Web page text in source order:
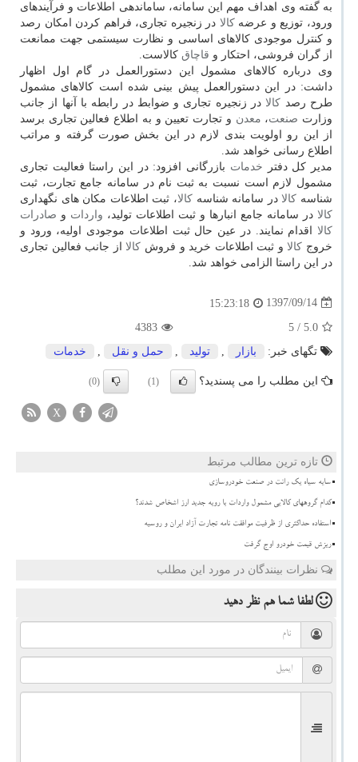
به گفته وی اهداف مهم این سامانه، ساماندهی اطلاعات و فرآیندهای
ورود، توزیع و عرضهكالا در زنجیره تجاری، فراهم كردن امكان رصد
و كنترل موجودی كالاهای اساسی و نظارت سیستمی جهت ممانعت
از گران فروشی، احتكار و قاچاق كالاست.
وی درباره كالاهای مشمول این دستورالعمل در گام اول اظهار
داشت: در این دستورالعمل پیش بینی شده است كالاهای مشمول
طرح رصد كالادر زنجیره تجاری و ضوابط در رابطه با آنها از جانب
وزارت صنعت، معدن و تجارت تعیین و به اطلاع فعالین تجاری برسد
از این رو اولویت بندی لازم در این بخش صورت گرفته و مراتب
اطلاع رسانی خواهد شد.
مدیر كل دفتر خدمات بازرگانی افزود: در این راستا فعالیت تجاری
مشمول لازم است نسبت به ثبت نام در سامانه جامع تجارت، ثبت
شناسه كالادر سامانه شناسه كالا، ثبت اطلاعات مكان های نگهداری
كالا در سامانه جامع انبارها و ثبت اطلاعات تولید، واردات و صادرات
كالا اقدام نمایند. در عین حال ثبت اطلاعات موجودی اولیه، ورود و
خروج كالاو ثبت اطلاعات خرید و فروش كالااز جانب فعالین تجاری
در این راستا الزامی خواهد شد.
1397/09/14
15:23:18
5.0
/ 5
4383
تگهای خبر:
بازار , تولید , حمل و نقل , خدمات
این مطلب را می پسندید؟ (1)
(0)
X
تازه ترین مطالب مرتبط
سایه سیاه یک رانت در صنعت خودروسازی
کدام گروههای کالایی مشمول واردات با رویه جدید ارز اشخاص شدند؟
استفاده حداکثری از ظرفیت موافقت نامه تجارت آزاد ایران و روسیه
ریزش قیمت خودرو اوج گرفت
نظرات بینندگان در مورد این مطلب
لطفا شما همنظر دهید